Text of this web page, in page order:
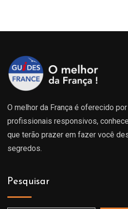
O melhor da França é oferecido
profissionais responsivos,
que terão prazer em fazer você
segredos.
Pesquisar